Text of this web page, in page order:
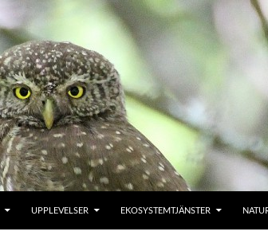
UPPLEVELSER EKOSYSTEMTJÄNSTER